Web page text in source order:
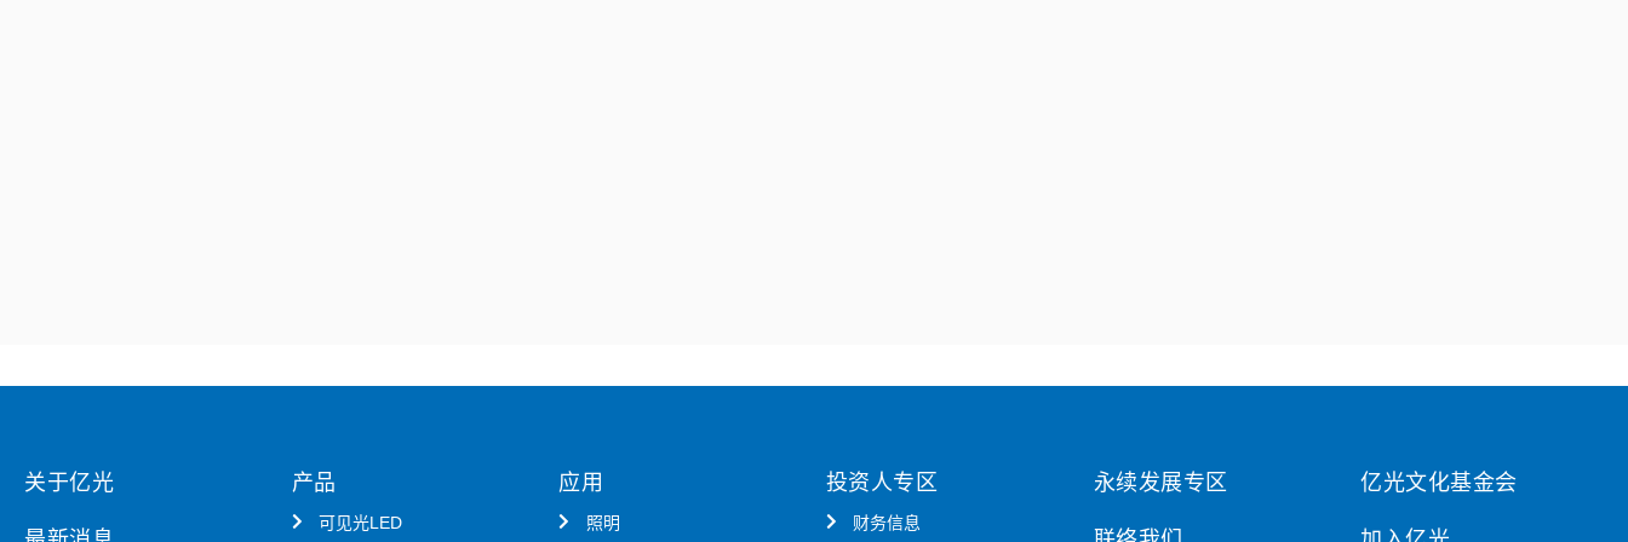
关于亿光 产品
可见光LED
应用
照明
投资人专区
财务信息
永续发展专区 亿光文化基金会